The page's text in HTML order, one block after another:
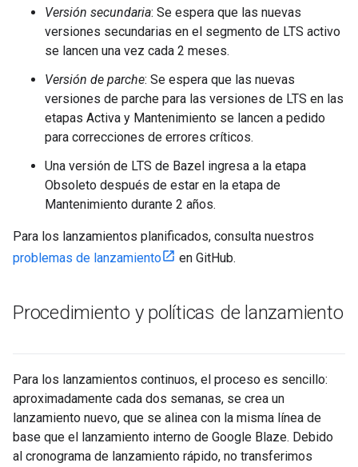
Versión secundaria: Se espera que las nuevas
versiones secundarias en el segmento de LTS activo
se lancen una vez cada 2 meses.
Versión de parche: Se espera que las nuevas
versiones de parche para las versiones de LTS en las
etapas Activa y Mantenimiento se lancen a pedido
para correcciones de errores críticos.
Una versión de LTS de Bazel ingresa a la etapa
Obsoleto después de estar en la etapa de
Mantenimiento durante 2 años.
Para los lanzamientos planificados, consulta nuestros
problemas de lanzamiento
en GitHub.
Procedimiento y políticas de lanzamiento
Para los lanzamientos continuos, el proceso es sencillo:
aproximadamente cada dos semanas, se crea un
lanzamiento nuevo, que se alinea con la misma línea de
base que el lanzamiento interno de Google Blaze. Debido
al cronograma de lanzamiento rápido, no transferimos